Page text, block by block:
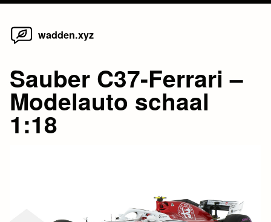
Skip
wadden.xyz
Sauber C37-Ferrari –
Modelauto schaal
1:18